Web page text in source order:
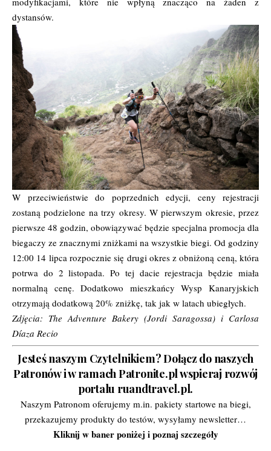
dystansów.
W przeciwieństwie do poprzednich edycji, ceny rejestracji
zostaną podzielone na trzy okresy. W pierwszym okresie, przez
pierwsze 48 godzin, obowiązywać będzie specjalna promocja dla
biegaczy ze znacznymi zniżkami na wszystkie biegi. Od godziny
12:00 14 lipca rozpocznie się drugi okres z obniżoną ceną, która
potrwa do 2 listopada. Po tej dacie rejestracja będzie miała
normalną cenę. Dodatkowo mieszkańcy Wysp Kanaryjskich
otrzymają dodatkową 20% zniżkę, tak jak w latach ubiegłych.
Zdjęcia: The Adventure Bakery (Jordi Saragossa) i Carlosa
Díaza Recio
Jesteś naszym Czytelnikiem? Dołącz do naszych
Patronów i w ramach Patronite.pl wspieraj rozwój
portalu ruandtravel.pl.
Naszym Patronom oferujemy m.in. pakiety startowe na biegi,
przekazujemy produkty do testów, wysyłamy newsletter…
Kliknij w baner poniżej i poznaj szczegóły